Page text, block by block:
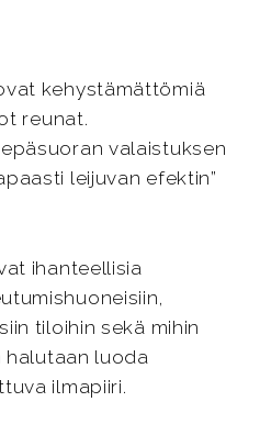
kehystämättömiä
reunat.
valaistuksen
leijuvan efektin”
ihanteellisia
tiloihin sekä mihin
halutaan luoda
ilmapiiri.